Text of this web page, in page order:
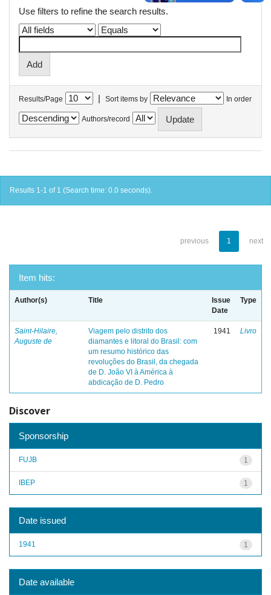
Use filters to refine the search results.
Results/Page | Sort items by In order
Authors/record
Results 1-1 of 1 (Search time: 0.0 seconds).
previous 1 next
Item hits:
Author(s) Title
Issue
Date
Type
Saint-Hilaire,
Auguste de
Viagem pelo distrito dos
diamantes e litoral do Brasil: com
um resumo histórico das
revoluções do Brasil, da chegada
de D. João VI à América à
abdicação de D. Pedro
1941 Livro
Discover
Sponsorship
1
FUJB
1
IBEP
Date issued
1
1941
Date available